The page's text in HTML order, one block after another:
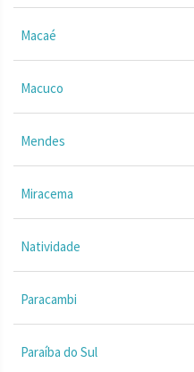
Macaé
Macuco
Mendes
Miracema
Natividade
Paracambi
Paraíba do Sul